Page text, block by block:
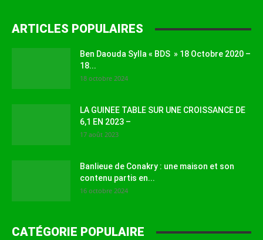
ARTICLES POPULAIRES
Ben Daouda Sylla « BDS » 18 Octobre 2020 –
18...
18 octobre 2024
LA GUINEE TABLE SUR UNE CROISSANCE DE
6,1 EN 2023 –
17 août 2023
Banlieue de Conakry : une maison et son
contenu partis en...
16 octobre 2024
CATÉGORIE POPULAIRE